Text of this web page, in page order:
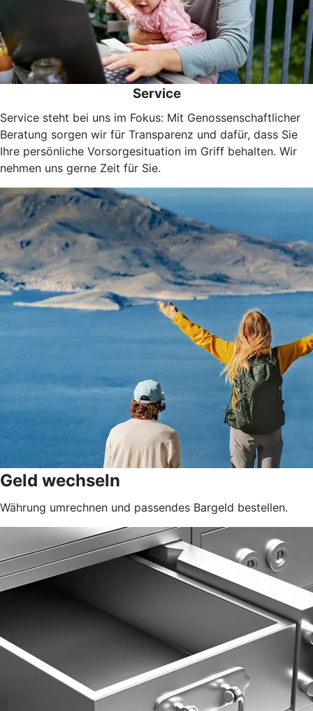
Service
Service steht bei uns im Fokus: Mit Genossenschaftlicher
Beratung sorgen wir für Transparenz und dafür, dass Sie
Ihre persönliche Vorsorgesituation im Griff behalten. Wir
nehmen uns gerne Zeit für Sie.
Geld wechseln
Währung umrechnen und passendes Bargeld bestellen.